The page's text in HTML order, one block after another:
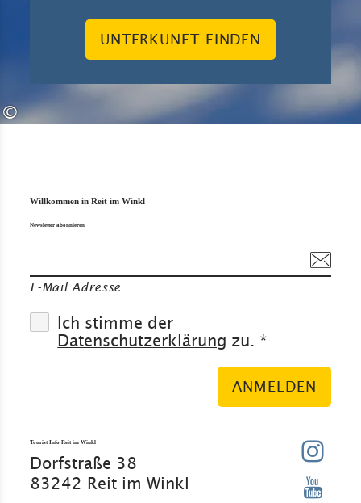
©
UNTERKUNFT FINDEN
Willkommen in Reit im Winkl
Newsletter abonnieren
E-Mail Adresse
Ich stimme der
Datenschutzerklärung zu. *
ANMELDEN
Tourist Info Reit im Winkl
Dorfstraße 38
83242 Reit im Winkl